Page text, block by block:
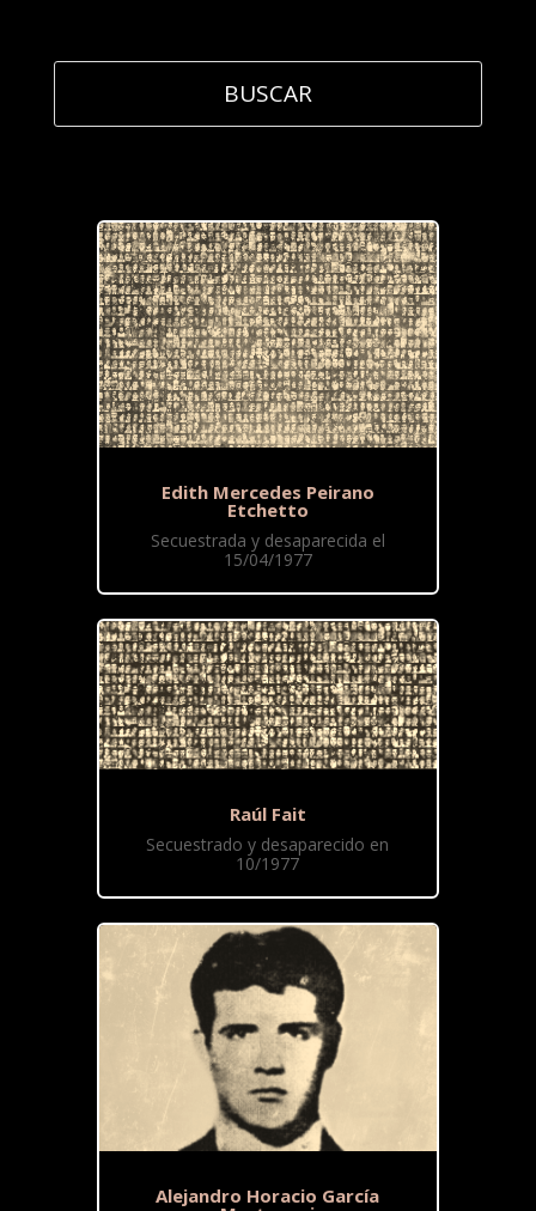
Edith Mercedes Peirano
Etchetto
Secuestrada y desaparecida el
15/04/1977
Raúl Fait
Secuestrado y desaparecido en
10/1977
Alejandro Horacio García